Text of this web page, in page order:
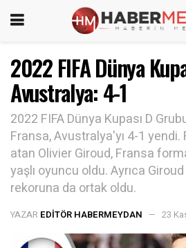
2022 FIFA Dünya
Avustralya: 4-1
2022 FIFA Dünya Kupası D
Fransa, Avustralya'yı 4-1 yendi.
atan Olivier Giroud, Fransa
yaşlı oyuncu oldu. Ayrıca
rekoruna da ortak oldu.
YAZAR EDITÖR HABERMEYDAN 23